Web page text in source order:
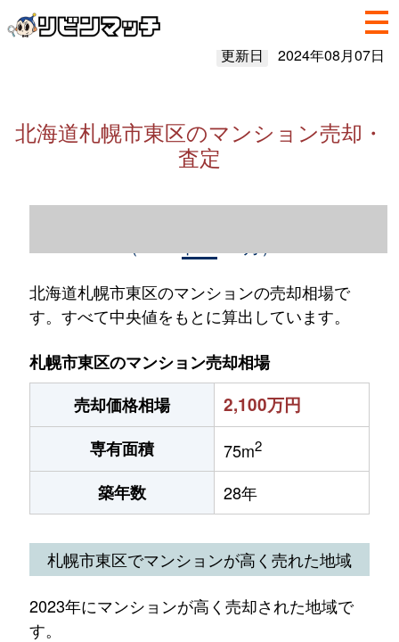
更新日 2024年08月07日
北海道札幌市東区のマンション売却・
査定
北海道札幌市東区のマンションの売却相場で
す。すべて中央値をもとに算出しています。
札幌市東区のマンション売却相場
売却価格相場
2,100万円
専有面積 75m2
築年数 28年
札幌市東区でマンションが高く売れた地域
2023年にマンションが高く売却された地域で
す。